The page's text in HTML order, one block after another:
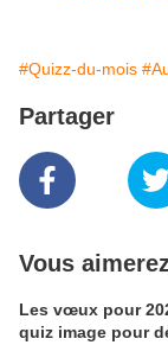
#Quizz-du-mois
Partager
Vous
Les vœux pour
quiz image pour